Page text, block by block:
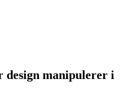
design manipulerer i